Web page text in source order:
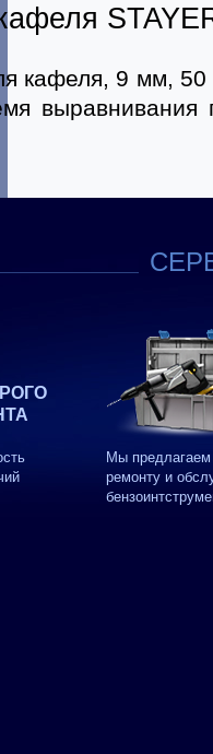
кафеля, 9 мм, 50
выравнивания
Мы
ремонту и